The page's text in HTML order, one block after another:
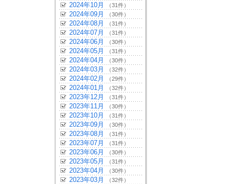
2024年10月 （31件）
2024年09月 （30件）
2024年08月 （31件）
2024年07月 （31件）
2024年06月 （30件）
2024年05月 （31件）
2024年04月 （30件）
2024年03月 （32件）
2024年02月 （29件）
2024年01月 （32件）
2023年12月 （31件）
2023年11月 （30件）
2023年10月 （31件）
2023年09月 （30件）
2023年08月 （31件）
2023年07月 （31件）
2023年06月 （30件）
2023年05月 （31件）
2023年04月 （30件）
2023年03月 （32件）